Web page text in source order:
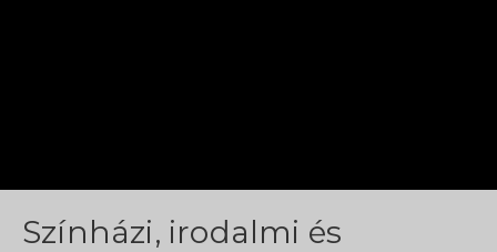
Színházi, irodalmi és